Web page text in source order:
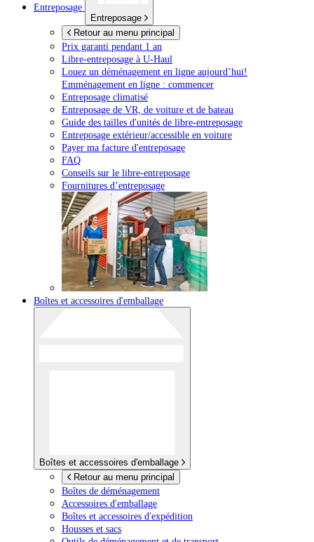
Entreposage
Entreposage
Retour au menu principal
Prix garanti pendant 1 an
Libre-entreposage à U-Haul
Louez un déménagement en ligne aujourd’hui!
Emménagement en ligne : commencer
Entreposage climatisé
Entreposage de VR, de voiture et de bateau
Guide des tailles d'unités de libre-entreposage
Entreposage extérieur/accessible en voiture
Payer ma facture d'entreposage
FAQ
Conseils sur le libre-entreposage
Fournitures d’entreposage
Boîtes et accessoires d'emballage
Boîtes et accessoires d'emballage
Retour au menu principal
Boîtes de déménagement
Accessoires d'emballage
Boîtes et accessoires d'expédition
Housses et sacs